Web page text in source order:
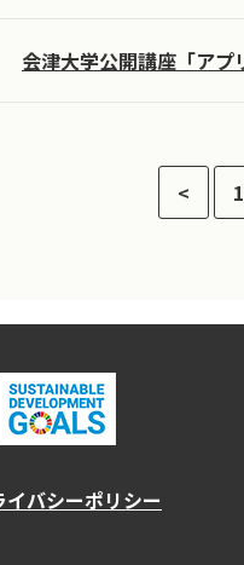
会津大学公開講座「ア
< 1
イバシーポリシー